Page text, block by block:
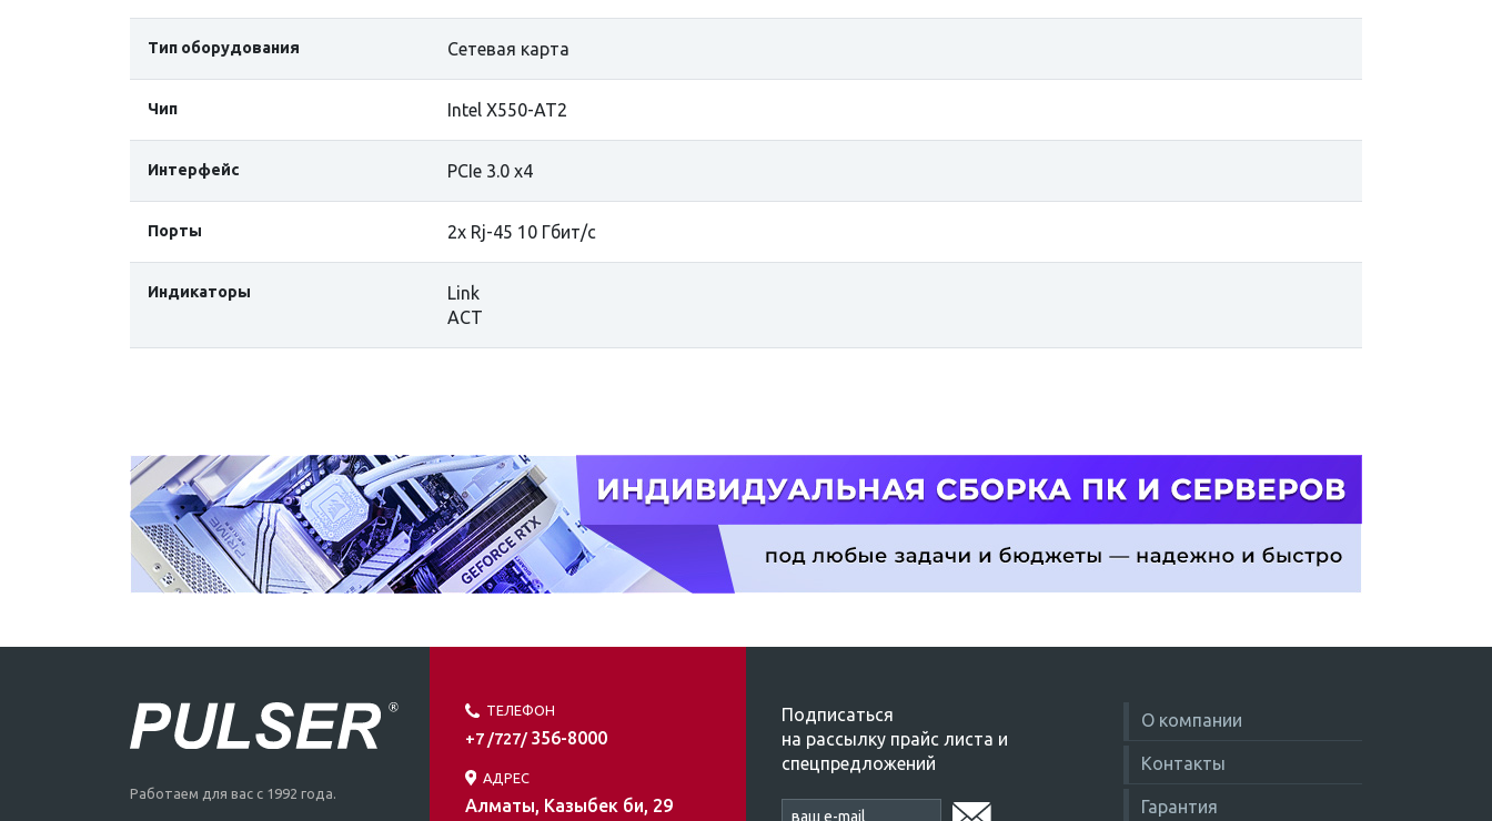
Тип оборудования Сетевая карта
Чип Intel X550-AT2
Интерфейс PCIe 3.0 x4
Порты 2x Rj-45 10 Гбит/с
Индикаторы
Link
ACT
Работаем для вас с 1992 года.
ТЕЛЕФОН
+7 /727/ 356-8000
АДРЕС
Алматы, Казыбек би, 29
Подписаться
на рассылку прайс листа и
спецпредложений
О компании
Контакты
Гарантия